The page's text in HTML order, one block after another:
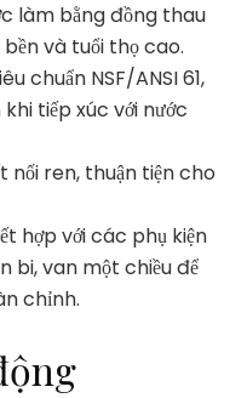
làm bằng đồng thau
và tuổi thọ cao.
chuẩn NSF/ANSI 61,
tiếp xúc với nước
nối ren, thuận tiện cho
hợp với các phụ kiện
bi, van một chiều để
chỉnh.